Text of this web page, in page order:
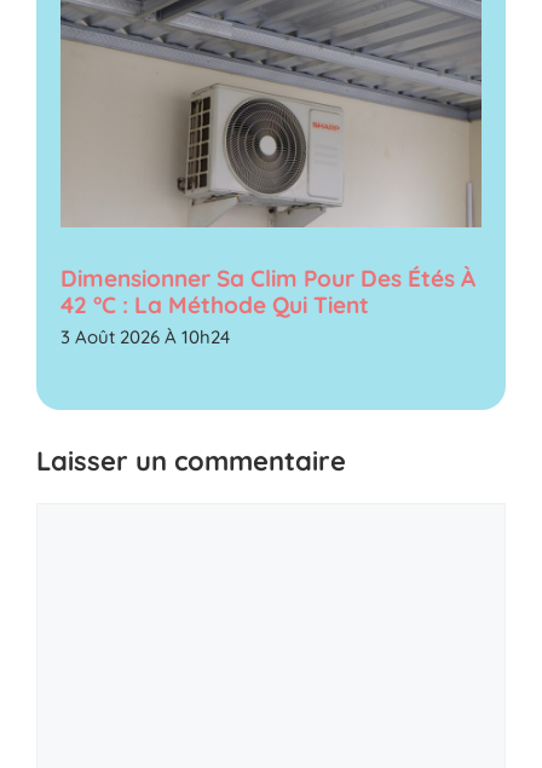
Dimensionner Sa Clim Pour Des Étés À
42 °C : La Méthode Qui Tient
3 Août 2026 À 10h24
Laisser un commentaire